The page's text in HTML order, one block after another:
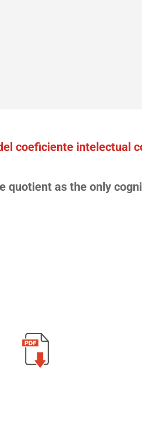
coeficiente intelectual
quotient as the only